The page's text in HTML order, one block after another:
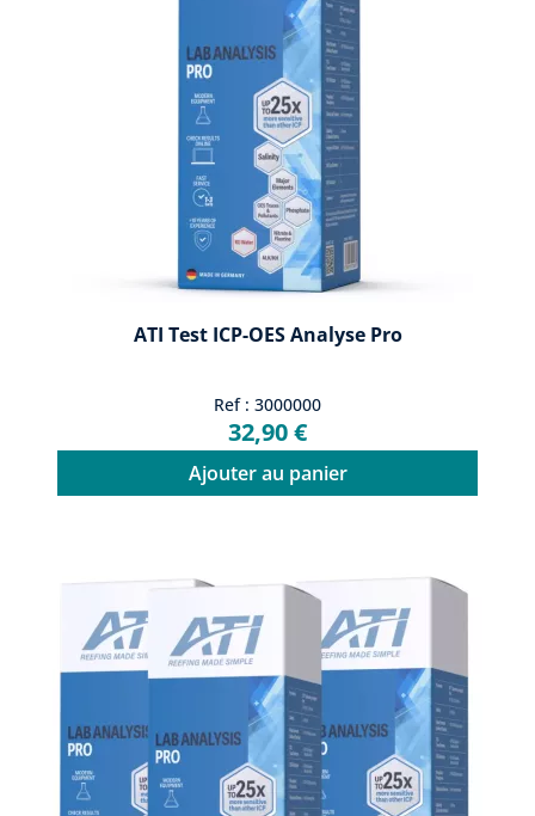
ATI Test ICP-OES Analyse Pro
Ref : 3000000
32,90 €
Ajouter au panier